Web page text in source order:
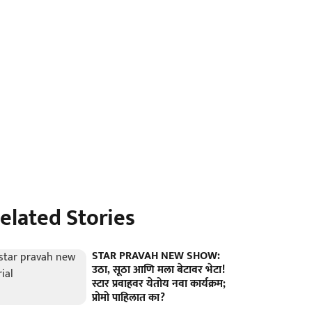
Stories
STAR PRAVAH NEW SHOW:
उठा, सूठा आणि मला बेटावर भेटा!
स्टार प्रवाहवर येतोय नवा कार्यक्रम;
प्रोमो पाहिलात का?